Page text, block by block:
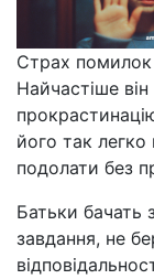
Страх помилок
Найчастіше він
його так
подолати без
Батьки бачать
завдання, не